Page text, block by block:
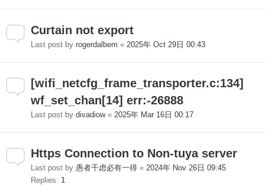
Curtain not export
Last post by rogerdalbem « 2025年 Oct 29日 00:43
[wifi_netcfg_frame_transporter.c:134]
wf_set_chan[14] err:-26888
Last post by divadiow« 2025年 Mar 16日 00:17
Https Connection to Non-tuya server
Last post by 愚者千虑必有一得 « 2024年 Nov 26日 09:45
Replies: 1